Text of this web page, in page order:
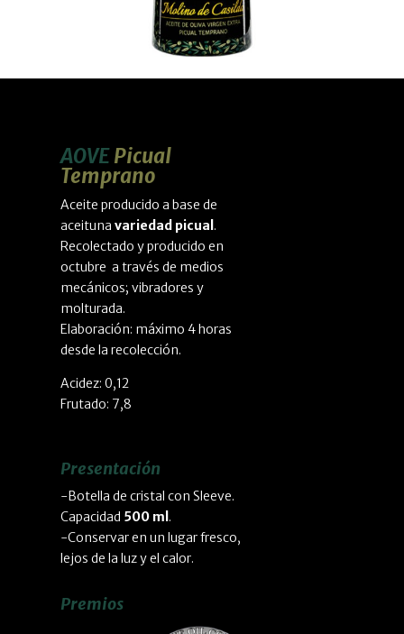
AOVEPicual
Temprano
Aceite producido a base de
aceitunavariedad picual .
Recolectado y producido en
octubre a través de medios
mecánicos; vibradores y
molturada.
Elaboración: máximo 4 horas
desde la recolección.
Acidez: 0,12
Frutado: 7,8
Presentación
-Botella de cristal con Sleeve.
Capacidad 500 ml .
-Conservar en un lugar fresco,
lejos de la luz y el calor.
Premios